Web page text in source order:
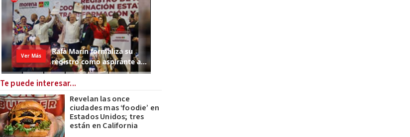
Te puede interesar...
Revelan las once
ciudades mas ‘foodie’ en
Estados Unidos; tres
están en California